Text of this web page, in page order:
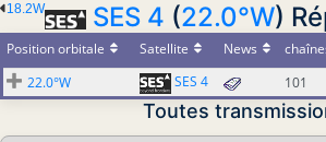
18.2W SES 4 (22.0°W)
Position orbitale Satellite News
22.0°W
SES 4 101
Toutes